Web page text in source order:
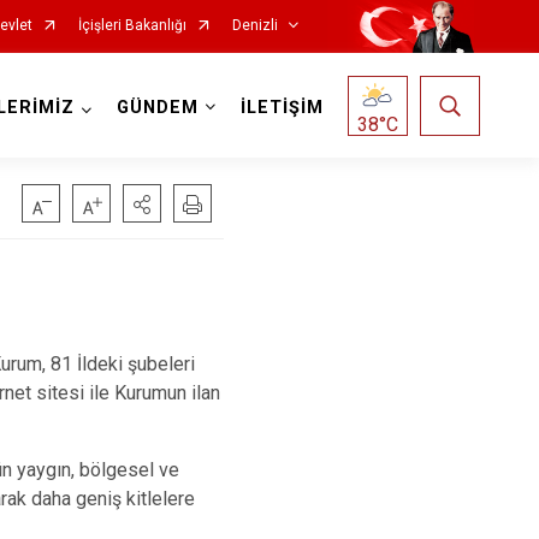
İçişleri Bakanlığı Denizli
Çivril
Güney
Kale
GÜNDEM İLETİŞİM
38°C
81 İldeki şubeleri
sitesi ile Kurumun ilan
yaygın, bölgesel ve
daha geniş kitlelere